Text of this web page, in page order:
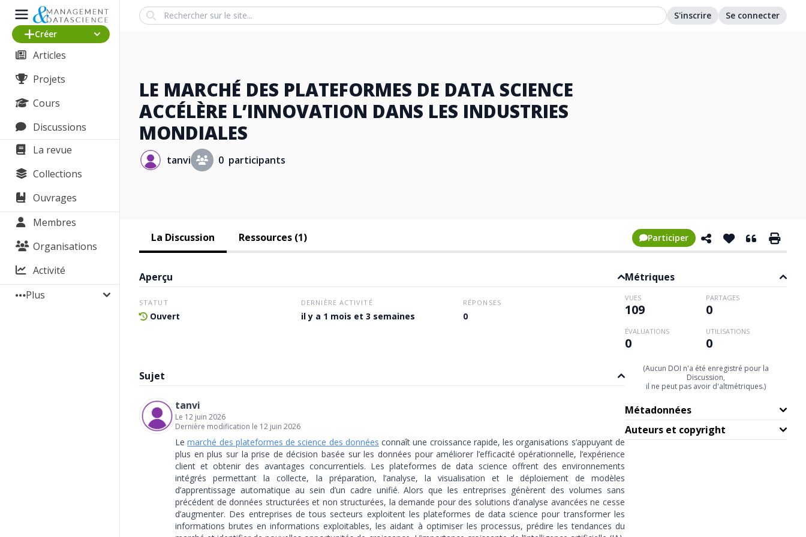
Créer
Articles
Projets
Cours
Discussions
La revue
Collections
Ouvrages
Membres
Organisations
Activité
Plus
Search S'inscrire Se connecter
LE MARCHÉ DES PLATEFORMES DE DATA SCIENCE
ACCÉLÈRE L’INNOVATION DANS LES INDUSTRIES
MONDIALES
tanvi 0 participants
La Discussion Ressources (1) Participer
Aperçu
STATUT
Ouvert
DERNIÈRE ACTIVITÉ
il y a 1 mois et 3 semaines
RÉPONSES
0
Sujet
tanvi
Le 12 juin 2026
Dernière modification le 12 juin 2026
Lemarché des plateformes de science des données connaît une croissance rapide, les organisations s’appuyant de
plus en plus sur la prise de décision basée sur les données pour améliorer l’efficacité opérationnelle, l’expérience
client et obtenir des avantages concurrentiels. Les plateformes de data science offrent des environnements
intégrés permettant la collecte, la préparation, l’analyse, la visualisation et le déploiement de modèles
d’apprentissage automatique au sein d’un cadre unifié. Alors que les entreprises génèrent des volumes sans
précédent de données structurées et non structurées, la demande pour des solutions d’analyse avancées ne cesse
d’augmenter. Des entreprises de tous secteurs exploitent les plateformes de data science pour transformer les
informations brutes en informations exploitables, les aidant à optimiser les processus, prédire les tendances du
Métriques
VUES
109
PARTAGES
0
ÉVALUATIONS
0
UTILISATIONS
0
(Aucun DOI n'a été enregistré pour la
Discussion,
il ne peut pas avoir d'altmétriques.)
Métadonnées
Auteurs et copyright